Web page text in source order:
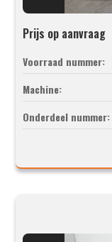
Prijs op aanvraag
Voorraad nummer:
Machine:
Onderdeel nummer: